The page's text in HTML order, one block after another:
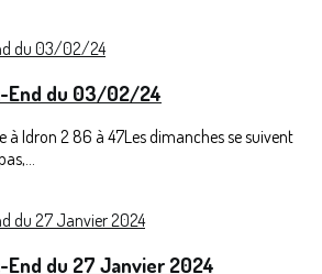
End du 03/02/24
à Idron 2 86 à 47Les dimanches se suivent
End du 27 Janvier 2024